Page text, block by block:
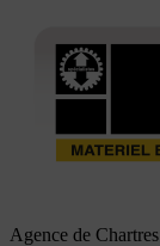
Agence de Chartres